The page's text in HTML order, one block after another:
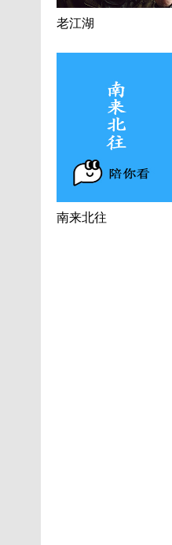
老江湖
南来北往